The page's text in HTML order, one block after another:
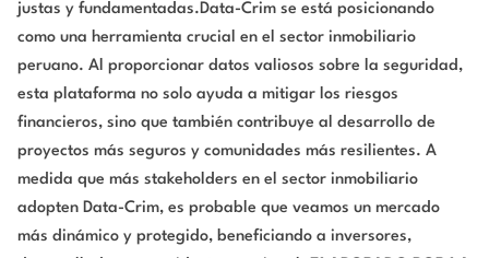
justas y fundamentadas.Data-Crim se está posicionando
como una herramienta crucial en el sector inmobiliario
peruano. Al proporcionar datos valiosos sobre la seguridad,
esta plataforma no solo ayuda a mitigar los riesgos
financieros, sino que también contribuye al desarrollo de
proyectos más seguros y comunidades más resilientes. A
medida que más stakeholders en el sector inmobiliario
adopten Data-Crim, es probable que veamos un mercado
más dinámico y protegido, beneficiando a inversores,